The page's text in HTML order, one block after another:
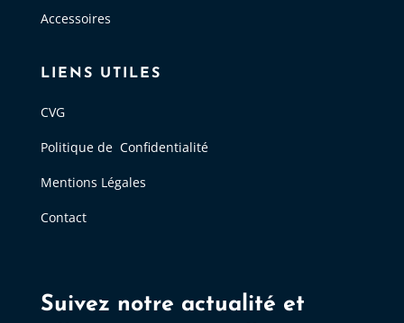
Accessoires
LIENS UTILES
CVG
Politique de Confidentialité
Mentions Légales
Contact
Suivez notre actualité et